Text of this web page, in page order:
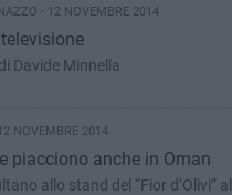
- 12 NOVEMBRE 2014
Davide Minnella
NOVEMBRE 2014
piacciono anche in Oman
La visita degli stallieri del sultano allo stand del